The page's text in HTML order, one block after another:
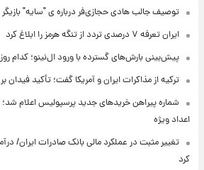
توصیف جالب هادی حجازی‌فر درباره ی "سایه"
ایران تعرفه ۷ درصدی تردد از تنگه هرمز را ابلاغ کرد
پیش‌بینی بارش‌های گسترده با ورود ال‌نینو؛ کدام
ترکیه از مذاکرات ایران و آمریکا گفت؛ تأکید فیدان
شماره پیراهن خریدهای جدید پرسپولیس اعلام
اعداد ویژه
کرد